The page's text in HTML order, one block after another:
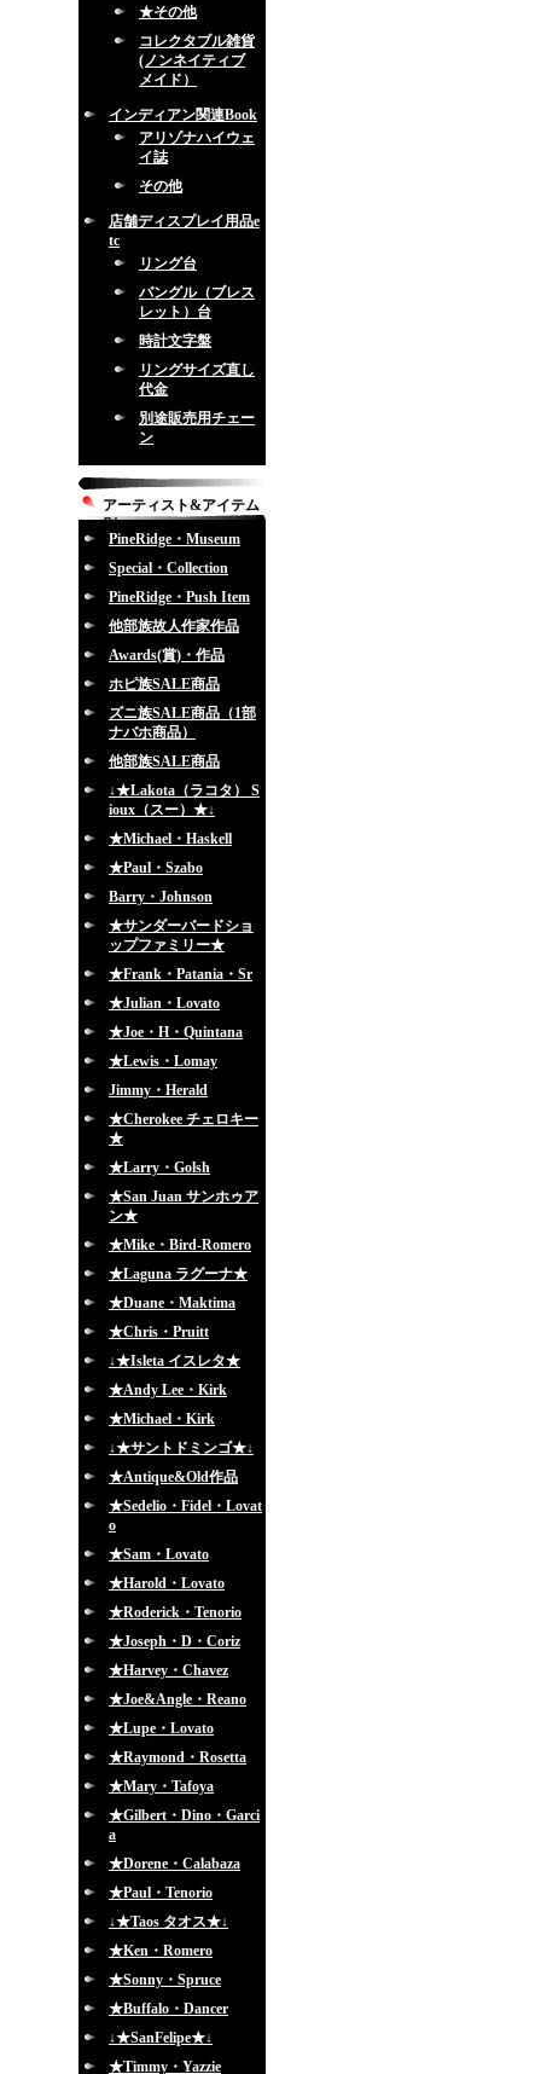
★その他
コレクタブル雑貨
(ノンネイティブ
メイド）
インディアン関連Book
アリゾナハイウェ
イ誌
その他
店舗ディスプレイ用品e
tc
リング台
バングル（ブレス
レット）台
時計文字盤
リングサイズ直し
代金
別途販売用チェー
ン
アーティスト&アイテム
別
PineRidge・Museum
Special・Collection
PineRidge・Push Item
他部族故人作家作品
Awards(賞)・作品
ホピ族SALE商品
ズニ族SALE商品（1部
ナバホ商品）
他部族SALE商品
↓★Lakota（ラコタ） S
ioux（スー）★↓
★Michael・Haskell
★Paul・Szabo
Barry・Johnson
★サンダーバードショ
ップファミリー★
★Frank・Patania・Sr
★Julian・Lovato
★Joe・H・Quintana
★Lewis・Lomay
Jimmy・Herald
★Cherokee チェロキー
★
★Larry・Golsh
★San Juan サンホゥア
ン★
★Mike・Bird-Romero
★Laguna ラグーナ★
★Duane・Maktima
★Chris・Pruitt
↓★Isleta イスレタ★
★Andy Lee・Kirk
★Michael・Kirk
↓★サントドミンゴ★↓
★Antique&Old作品
★Sedelio・Fidel・Lovat
o
★Sam・Lovato
★Harold・Lovato
★Roderick・Tenorio
★Joseph・D・Coriz
★Harvey・Chavez
★Joe&Angle・Reano
★Lupe・Lovato
★Raymond・Rosetta
★Mary・Tafoya
★Gilbert・Dino・Garci
a
★Dorene・Calabaza
★Paul・Tenorio
↓★Taos タオス★↓
★Ken・Romero
★Sonny・Spruce
★Buffalo・Dancer
↓★SanFelipe★↓
★Timmy・Yazzie